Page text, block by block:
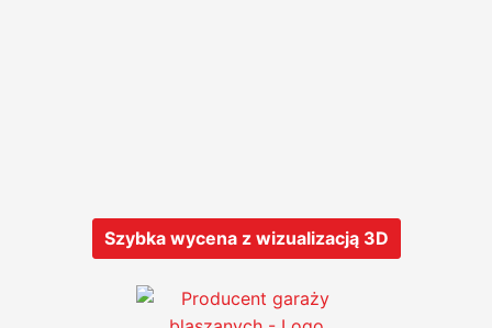
Szybka wycena z wizualizacją 3D